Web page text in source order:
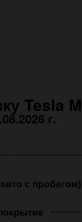
Tesla
г.
с пробегом)
ㅤㅤㅤㅤㅤ